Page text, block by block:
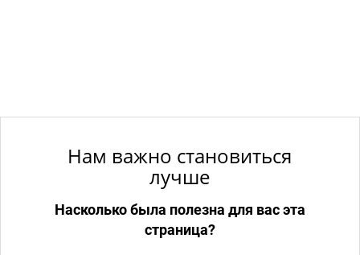
Нам важно становиться
лучше
Насколько была полезна для вас эта
страница?